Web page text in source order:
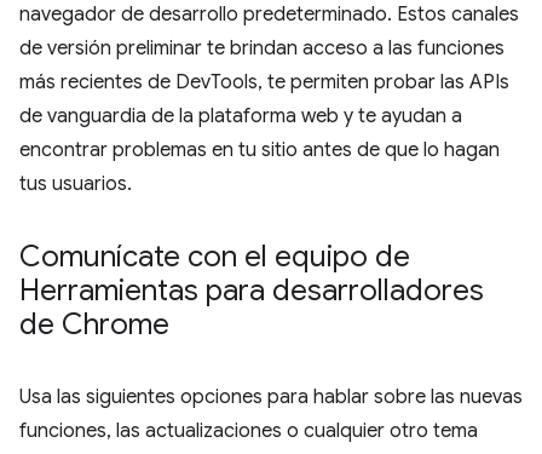
navegador de desarrollo predeterminado. Estos canales
de versión preliminar te brindan acceso a las funciones
más recientes de DevTools, te permiten probar las APIs
de vanguardia de la plataforma web y te ayudan a
encontrar problemas en tu sitio antes de que lo hagan
tus usuarios.
Comunícate con el equipo de
Herramientas para desarrolladores
de Chrome
Usa las siguientes opciones para hablar sobre las nuevas
funciones, las actualizaciones o cualquier otro tema